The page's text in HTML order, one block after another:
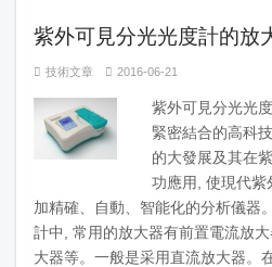
紫外可見分光光度計的放
技術文章 2016-06-21
紫外可見分光光
緊密結合的高科
的大發展及其在
功應用, 使現代紫
加精確、自動、智能化的分析儀器
計中, 常用的放大器有前置電流放
大器等。一般是采用直流放大器。